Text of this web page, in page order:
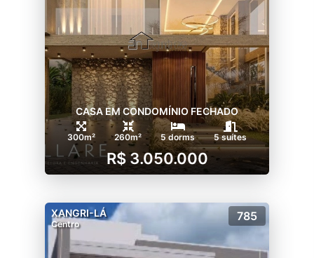
CASA EM CONDOMÍNIO FECHADO
300m² 260m² 5 dorms 5 suítes
R$ 3.050.000
XANGRI-LÁ
Centro
785